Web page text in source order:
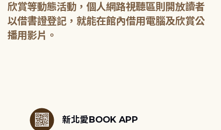
欣賞等動態活動，個人網路視聽區則開放讀者
以借書證登記，就能在館內借用電腦及欣賞公
播用影片。
新北愛BOOK APP